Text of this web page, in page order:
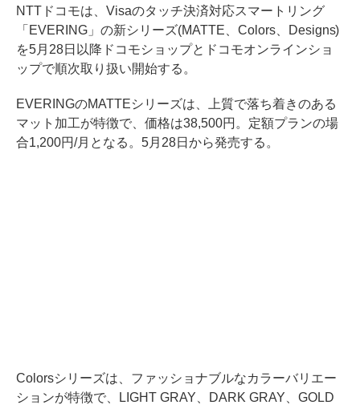
NTTドコモは、Visaのタッチ決済対応スマートリング
「EVERING」の新シリーズ(MATTE、Colors、Designs)
を5月28日以降ドコモショップとドコモオンラインショ
ップで順次取り扱い開始する。
EVERINGのMATTEシリーズは、上質で落ち着きのある
マット加工が特徴で、価格は38,500円。定額プランの場
合1,200円/月となる。5月28日から発売する。
Colorsシリーズは、ファッショナブルなカラーバリエー
ションが特徴で、LIGHT GRAY、DARK GRAY、GOLD